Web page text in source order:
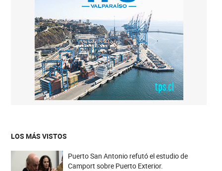
LOS MÁS VISTOS
Puerto San Antonio refutó el estudio de
Camport sobre Puerto Exterior.